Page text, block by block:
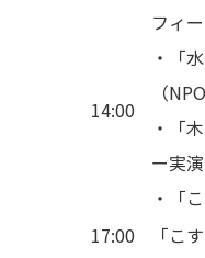
14:00
フィ
・「
（
・「
ー実
・「
17:00
「こ